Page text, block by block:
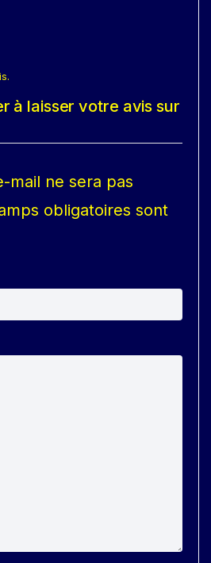
à laisser votre avis sur
mail ne sera pas
obligatoires sont